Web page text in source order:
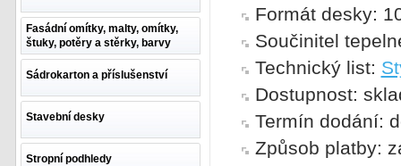
Fasádní omítky, malty, omítky,
štuky, potěry a stěrky, barvy
Sádrokarton a příslušenství
Stavební desky
Stropní podhledy
Formát desky:
Součinitel
Technický list:
Dostupnost:
Termín dodání:
Způsob platby: